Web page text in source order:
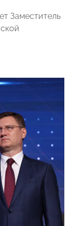
Заместитель